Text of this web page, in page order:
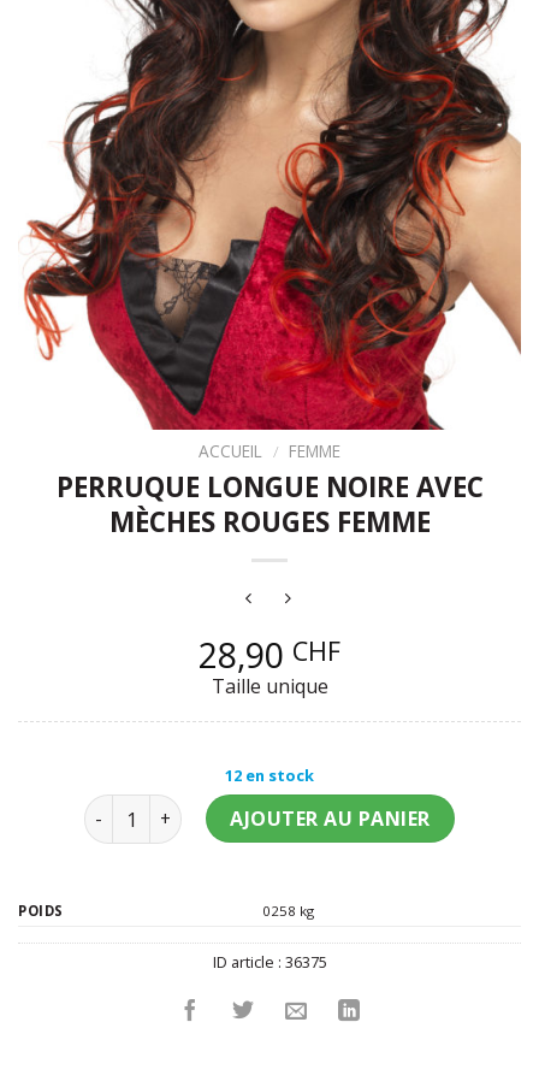
ACCUEIL / FEMME
PERRUQUE LONGUE NOIRE AVEC
MÈCHES ROUGES FEMME
28,90 CHF
Taille unique
12 en stock
quantité de Perruque longue noire avec mèches
AJOUTER AU PANIER
POIDS 0258 kg
ID article : 36375